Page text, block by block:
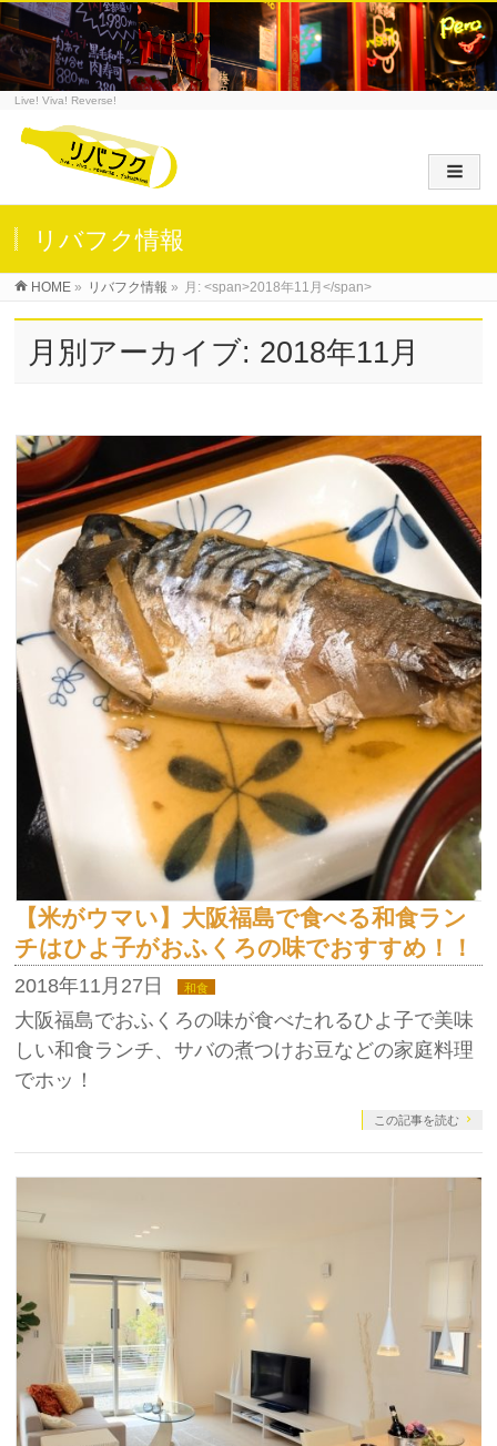
Live! Viva! Reverse!
リバフク情報
HOME » リバフク情報 » 月: <span>2018年11月</span>
月別アーカイブ: 2018年11月
【米がウマい】大阪福島で食べる和食ラン
チはひよ子がおふくろの味でおすすめ！！
2018年11月27日 和食
大阪福島でおふくろの味が食べたれるひよ子で美味
しい和食ランチ、サバの煮つけお豆などの家庭料理
でホッ！
この記事を読む